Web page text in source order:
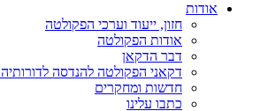
אודות
חזון, ייעוד וערכי הפקולטה
אודות הפקולטה
דבר הדקאן
דקאני הפקולטה להנדסה
חדשות ומחקרים
כתבו עלינו